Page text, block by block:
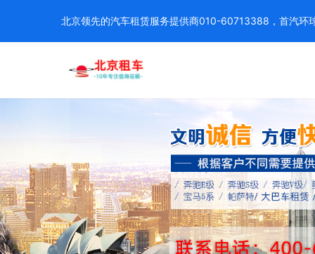
北京领先的汽车租赁服务提供商010-60713388，首汽环